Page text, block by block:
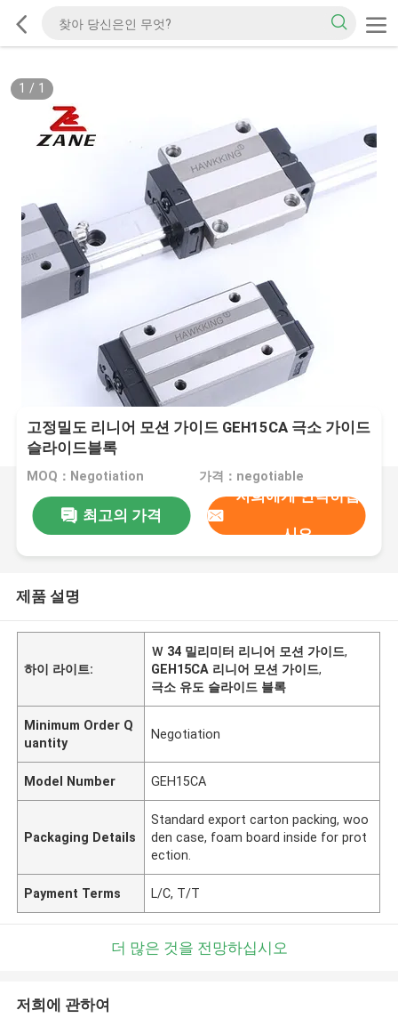
1 / 1
고정밀도 리니어 모션 가이드 GEH15CA 극소 가이드
슬라이드블록
MOQ：Negotiation 가격：negotiable
최고의 가격
저희에게 연락하십
시오
제품 설명
하이 라이트:
Ｗ 34 밀리미터 리니어 모션 가이드,
GEH15CA 리니어 모션 가이드,
극소 유도 슬라이드 블록
Minimum Order Q
uantity
Negotiation
Model Number GEH15CA
Packaging Details
Standard export carton packing, woo
den case, foam board inside for prot
ection.
Payment Terms L/C, T/T
더 많은 것을 전망하십시오
저희에 관하여